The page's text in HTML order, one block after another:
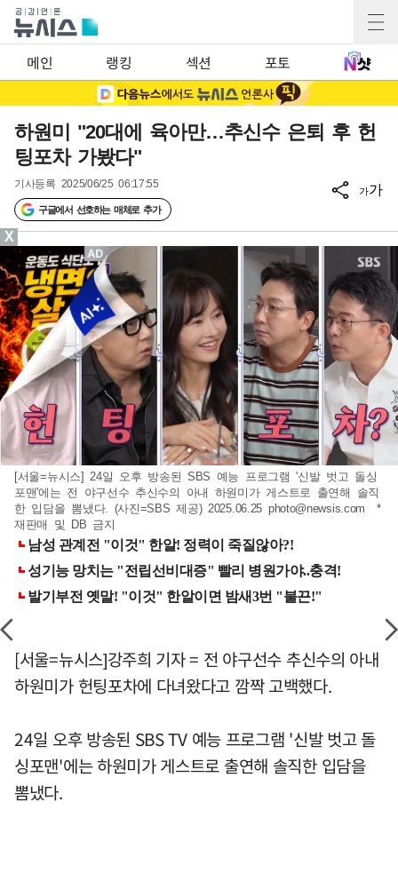
메인 랭킹 섹션 포토
하원미 "20대에 육아만…추신수 은퇴 후 헌
팅포차 가봤다"
기사등록 2025/06/25 06:17:55
구글에서 선호하는 매체로 추가
가가
[서울=뉴시스] 24일 오후 방송된 SBS 예능 프로그램 '신발 벗고 돌싱
포맨'에는 전 야구선수 추신수의 아내 하원미가 게스트로 출연해 솔직
한 입담을 뽐냈다. (사진=SBS 제공) 2025.06.25 photo@newsis.com *
재판매 및 DB 금지
[서울=뉴시스]강주희 기자 = 전 야구선수 추신수의 아내
하원미가 헌팅포차에 다녀왔다고 깜짝 고백했다.
24일 오후 방송된 SBS TV 예능 프로그램 '신발 벗고 돌
싱포맨'에는 하원미가 게스트로 출연해 솔직한 입담을
뽐냈다.
X